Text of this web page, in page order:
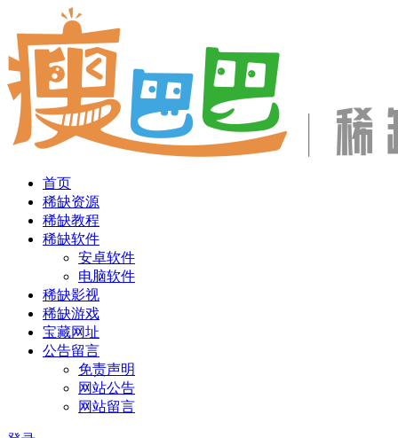
首页
稀缺资源
稀缺教程
稀缺软件
安卓软件
电脑软件
稀缺影视
稀缺游戏
宝藏网址
公告留言
免责声明
网站公告
网站留言